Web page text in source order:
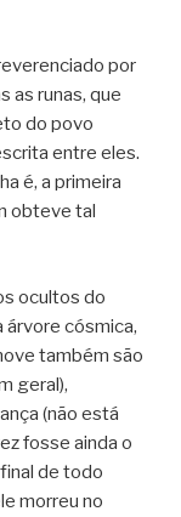
por
as runas, que
do povo
entre eles.
é, a primeira
obteve tal
ocultos do
árvore cósmica,
também são
geral),
(não está
fosse ainda o
de todo
morreu no